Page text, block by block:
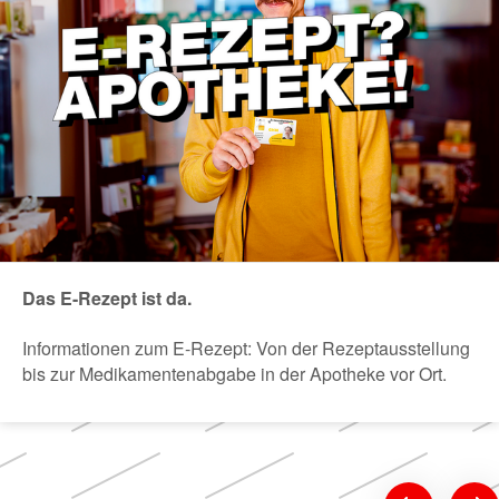
Das E-Rezept ist da.
Informationen zum E-Rezept: Von der Rezeptausstellung
bis zur Medikamentenabgabe in der Apotheke vor Ort.